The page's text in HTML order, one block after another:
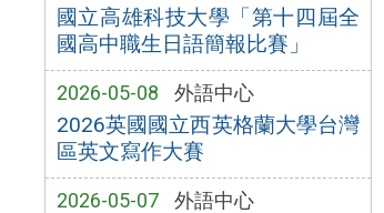
國立高雄科技大學「第十四屆全
國高中職生日語簡報比賽」
2026-05-08 外語中心
2026英國國立西英格蘭大學台灣
區英文寫作大賽
2026-05-07 外語中心